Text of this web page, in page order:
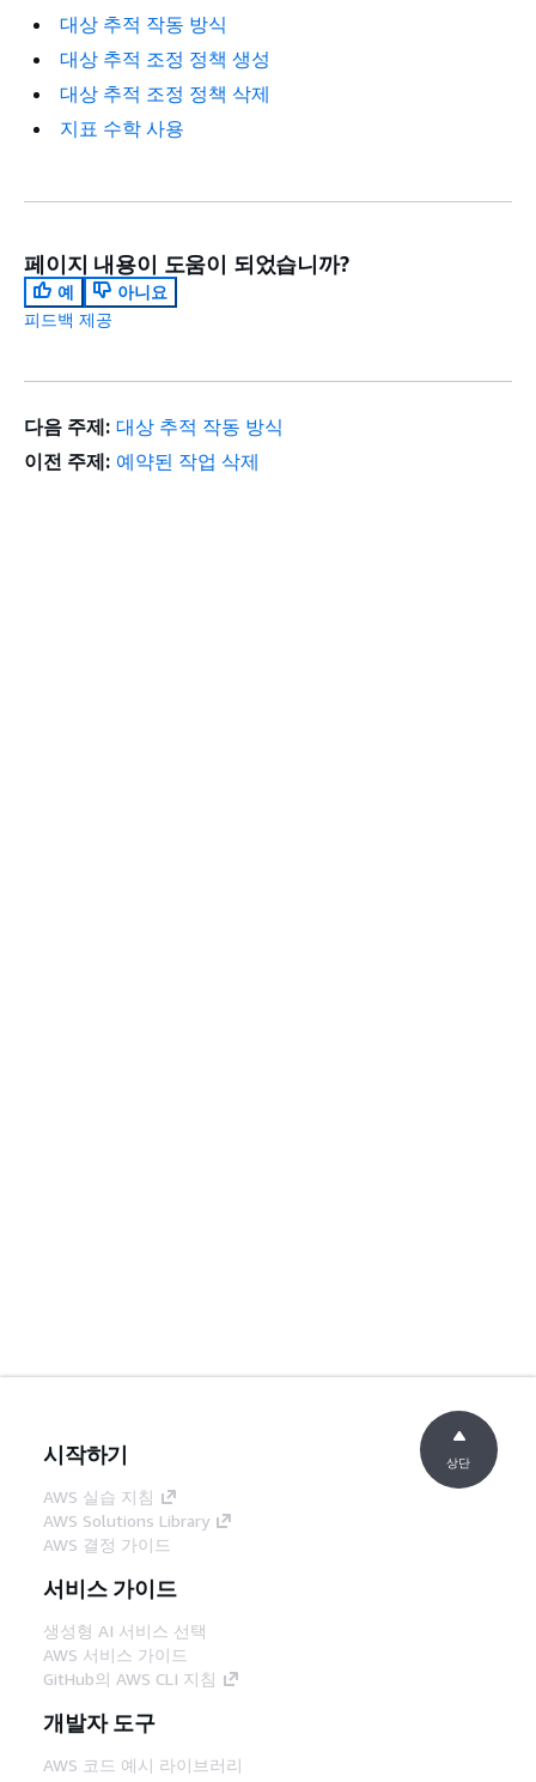
대상 추적 작동 방식
대상 추적 조정 정책 생성
대상 추적 조정 정책 삭제
지표 수학 사용
페이지 내용이 도움이 되었습니까?
예
아니요
피드백 제공
다음 주제: 대상 추적 작동 방식
이전 주제: 예약된 작업 삭제
시작하기
AWS 실습 지침
AWS Solutions Library
AWS 결정 가이드
서비스 가이드
생성형 AI 서비스 선택
AWS 서비스 가이드
GitHub의 AWS CLI 지침
개발자 도구
AWS 코드 예시 라이브러리
상단